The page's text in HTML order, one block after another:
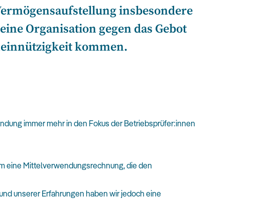
insbesondere
Organisation gegen das Gebot
kommen.
immer mehr in den Fokus der Betriebsprüfer:innen
eine Mittelverwendungsrechnung, die den
unserer Erfahrungen haben wir jedoch eine